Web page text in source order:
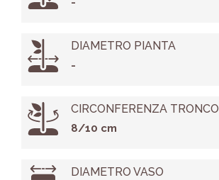
DIAMETRO PIANTA
-
CIRCONFERENZA TRONCO
8/10 cm
DIAMETRO VASO